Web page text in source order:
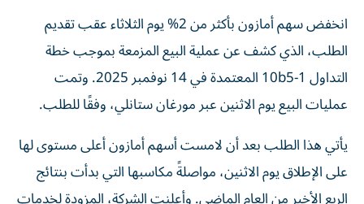
انخفض سهم أمازون بأكثر من 2% يوم الثلاثاء عقب تقديم
الطلب، الذي كشف عن عملية البيع المزمعة بموجب خطة
التداول 10b5-1 المعتمدة في 14 نوفمبر 2025. وتمت
عمليات البيع يوم الاثنين عبر مورغان ستانلي، وفقًا للطلب.
يأتي هذا الطلب بعد أن لامست أسهم أمازون أعلى مستوى لها
على الإطلاق يوم الاثنين، مواصلةً مكاسبها التي بدأت بنتائج